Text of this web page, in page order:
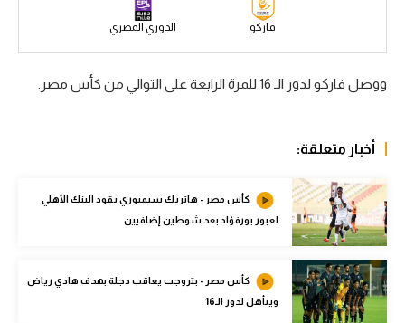
رياضات أخرى
أمم إفريقيا
كرة سلة
كرة يد
كرة طائرة
الوطن العربي
في المونديال
فاركو الدوري المصري
ووصل فاركو لدور الـ 16 للمرة الرابعة على التوالي من كأس مصر.
أخبار متعلقة:
كأس مصر - هاتريك سيمبوري يقود البنك الأهلي
لعبور بورفؤاد بعد شوطين إضافيين
كأس مصر - بتروجت يعاقب دجلة بهدف هادي رياض
ويتأهل لدور الـ16